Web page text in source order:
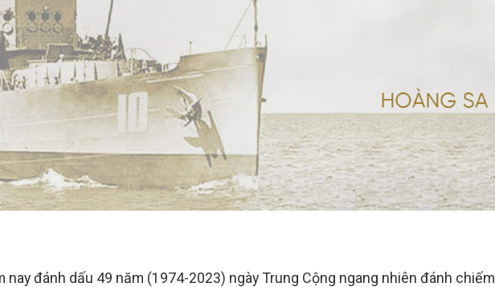
nay đánh dấu 49 năm (1974-2023) ngày Trung Cộng ngang nhiên đánh chiếm